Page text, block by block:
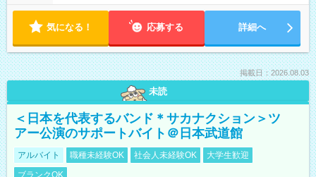
気になる！ 応募する 詳細へ
掲載日：2026.08.03
未読
＜日本を代表するバンド＊サカナクション＞ツ
アー公演のサポートバイト＠日本武道館
アルバイト 職種未経験OK 社会人未経験OK
大学生歓迎
ブランクOK